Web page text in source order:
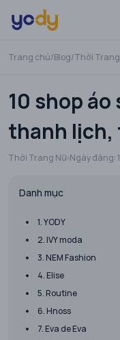
Trang chủ/Blog/Thời
10 shop
thanh
Thời Trang Nữ Ngày đăng:
Danh mục
1. YODY
2. IVY moda
3. NEM Fashion
4. Elise
5. Routine
6. Hnoss
7. Eva de Eva